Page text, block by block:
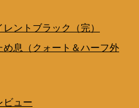
ントブラック（完）
め息（クォート＆ハーフ外
ビュー